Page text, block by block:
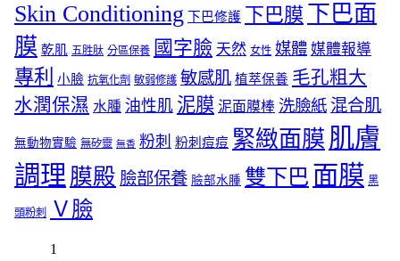
Skin Conditioning 下巴修護 下巴膜 下巴面
膜 乾肌 五胜肽 分區保養 國字臉 天然 女性 媒體 媒體報導
專利 小臉 抗氧化劑 敏弱修護 敏感肌 植萃保養 毛孔粗大
水潤保濕 水腫 油性肌 泥膜 泥面膜棒 洗臉紙 混合肌
無動物實驗 無矽靈 無香 粉刺 粉刺痘痘 緊緻面膜 肌膚
調理 膜殿 臉部保養 臉部水腫 雙下巴 面膜 黑
頭粉刺 Ｖ臉
1